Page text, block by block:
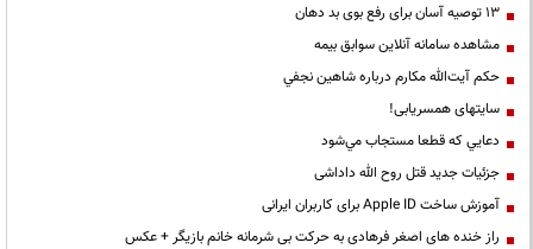
13 توصیه آسان برای رفع بوی بد دهان
مشاهده سامانه آنلاين سوابق بیمه
حكم آيت‌الله مكارم درباره شاهين نجفي
سایتهای همسریابی!
دعايي كه قطعا مستجاب مي‌شود
جزئیات جدید قتل روح الله داداشی
آموزش ساخت Apple ID برای کاربران ایرانی
راز خنده های اصغر فرهادی به حرکت بی شرمانه خانم بازیگر + عکس